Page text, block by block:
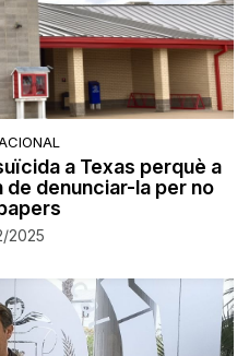
a Texas perquè a
denunciar-la per no
2025